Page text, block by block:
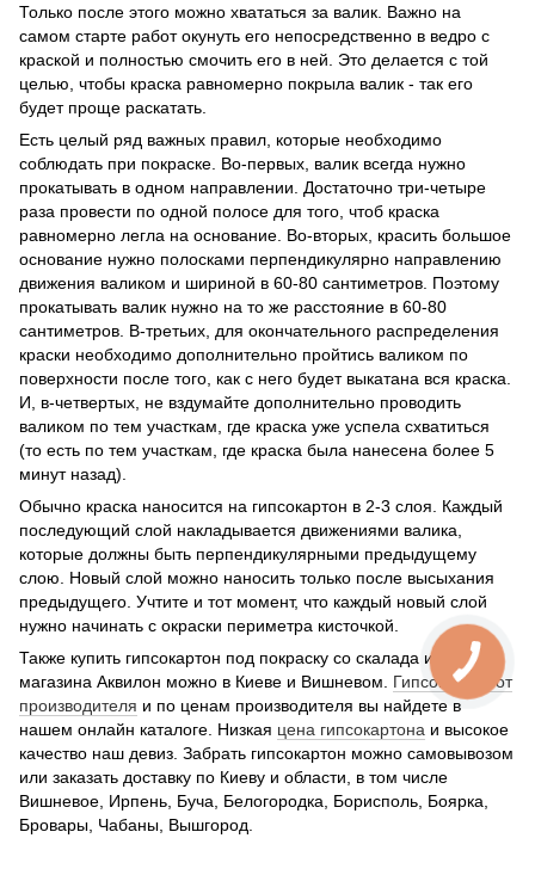
Только после этого можно хвататься за валик. Важно на
самом старте работ окунуть его непосредственно в ведро с
краской и полностью смочить его в ней. Это делается с той
целью, чтобы краска равномерно покрыла валик - так его
будет проще раскатать.
Есть целый ряд важных правил, которые необходимо
соблюдать при покраске. Во-первых, валик всегда нужно
прокатывать в одном направлении. Достаточно три-четыре
раза провести по одной полосе для того, чтоб краска
равномерно легла на основание. Во-вторых, красить большое
основание нужно полосками перпендикулярно направлению
движения валиком и шириной в 60-80 сантиметров. Поэтому
прокатывать валик нужно на то же расстояние в 60-80
сантиметров. В-третьих, для окончательного распределения
краски необходимо дополнительно пройтись валиком по
поверхности после того, как с него будет выкатана вся краска.
И, в-четвертых, не вздумайте дополнительно проводить
валиком по тем участкам, где краска уже успела схватиться
(то есть по тем участкам, где краска была нанесена более 5
минут назад).
Обычно краска наносится на гипсокартон в 2-3 слоя. Каждый
последующий слой накладывается движениями валика,
которые должны быть перпендикулярными предыдущему
слою. Новый слой можно наносить только после высыхания
предыдущего. Учтите и тот момент, что каждый новый слой
нужно начинать с окраски периметра кисточкой.
Также купить гипсокартон под покраску со скалада интернет
магазина Аквилон можно в Киеве и Вишневом. Гипсокартон от
производителя и по ценам производителя вы найдете в
нашем онлайн каталоге. Низкая цена гипсокартона и высокое
качество наш девиз. Забрать гипсокартон можно самовывозом
или заказать доставку по Киеву и области, в том числе
Вишневое, Ирпень, Буча, Белогородка, Борисполь, Боярка,
Бровары, Чабаны, Вышгород.